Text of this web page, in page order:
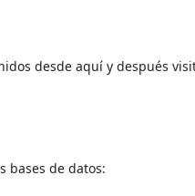
desde aquí y después
bases de datos: